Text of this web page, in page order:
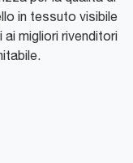
in tessuto visibile
migliori rivenditori